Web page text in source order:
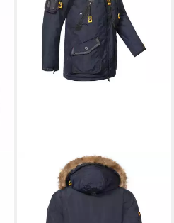
GEOGRAPHICAL NORWAY
Parka Herren Luxus Outdoor
Funktions Jacke Sehr Warm
Winter Jacke AGAR